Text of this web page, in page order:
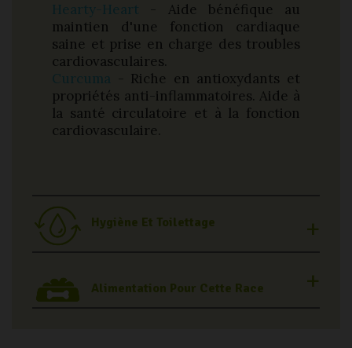
Hearty-Heart - Aide bénéfique au
maintien d'une fonction cardiaque
saine et prise en charge des troubles
cardiovasculaires.
Curcuma - Riche en antioxydants et
propriétés anti-inflammatoires. Aide à
la santé circulatoire et à la fonction
cardiovasculaire.
Hygiène Et Toilettage
Alimentation Pour Cette Race